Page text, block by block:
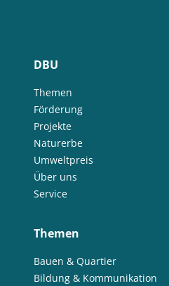
DBU
Themen
Förderung
Projekte
Naturerbe
Umweltpreis
Über uns
Service
Themen
Bauen & Quartier
Bildung & Kommunikation